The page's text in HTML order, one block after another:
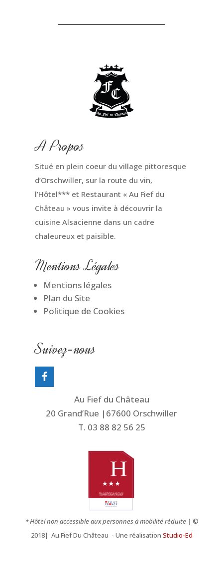
A Propos
Situé en plein coeur du village pittoresque
d’Orschwiller, sur la route du vin,
l’Hôtel*** et Restaurant « Au Fief du
Château » vous invite à découvrir la
cuisine Alsacienne dans un cadre
chaleureux et paisible.
Mentions Légales
Mentions légales
Plan du Site
Politique de Cookies
Suivez-nous
Au Fief du Château
20 Grand’Rue |67600 Orschwiller
T. 03 88 82 56 25
* Hôtel non accessible aux personnes à mobilité réduite | ©
2018| Au Fief Du Château - Une réalisation Studio-Ed